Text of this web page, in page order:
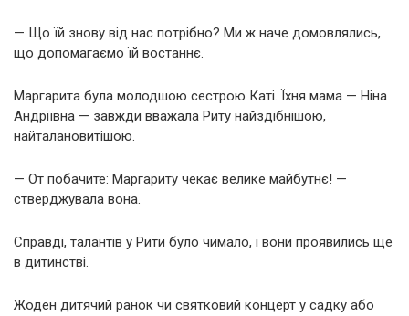
— Що їй знову від нас потрібно? Ми ж наче домовлялись,
що допомагаємо їй востаннє.
Маргарита була молодшою сестрою Каті. Їхня мама — Ніна
Андріївна — завжди вважала Риту найздібнішою,
найталановитішою.
— От побачите: Маргариту чекає велике майбутнє! —
стверджувала вона.
Справді, талантів у Рити було чимало, і вони проявились ще
в дитинстві.
Жоден дитячий ранок чи святковий концерт у садку або